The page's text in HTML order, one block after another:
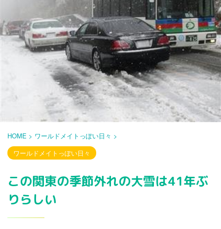
HOME > ワールドメイトっぽい日々 >
ワールドメイトっぽい日々
この関東の季節外れの大雪は41年ぶ
りらしい